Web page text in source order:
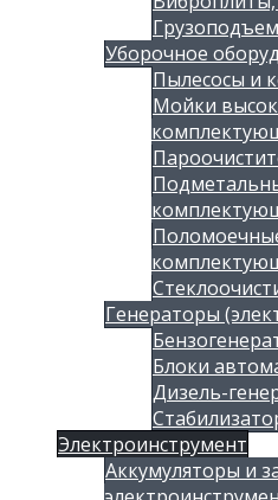
Уборочное
Пылесосы и
Мойки
Генераторы
Блоки
Дизель-
Электроинструмент
Аккумуляторы и